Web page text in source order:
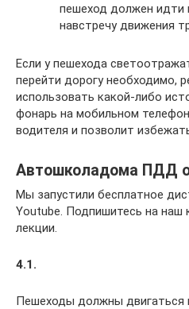
пешеход должен идти
навстречу движения
Если у пешехода
перейти дорогу необходимо,
использовать какой-либо
фонарь на мобильном
водителя и позволит
Автошколадома ПДД
Мы запустили бесплатное
Youtube. Подпишитесь на наш
лекции.
4.1.
Пешеходы должны двигаться